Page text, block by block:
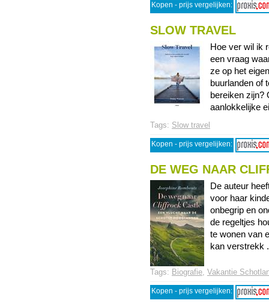
Kopen - prijs vergelijken:
SLOW TRAVEL
Hoe ver wil ik
een vraag
ze op het
buurlanden of
bereiken zijn?
aanlokkelijke
Tags: Slow travel
Kopen - prijs vergelijken:
DE WEG NAAR
De auteur
voor haar
onbegrip en
de regeltjes
te wonen van
kan verstrekk
Tags: Biografie, Vakantie
Kopen - prijs vergelijken: